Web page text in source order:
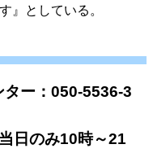
』としている。
ター：050-5536-3
日のみ10時～21